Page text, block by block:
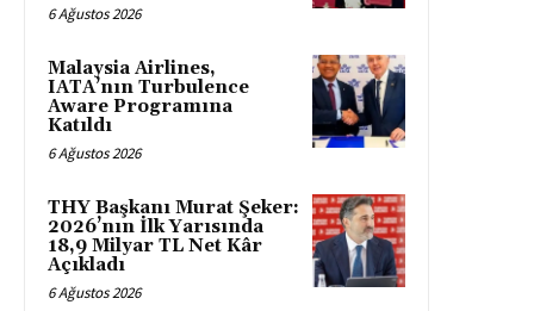
6 Ağustos 2026
Malaysia Airlines,
IATA’nın Turbulence
Aware Programına
Katıldı
6 Ağustos 2026
THY Başkanı Murat Şeker:
2026’nın İlk Yarısında
18,9 Milyar TL Net Kâr
Açıkladı
6 Ağustos 2026